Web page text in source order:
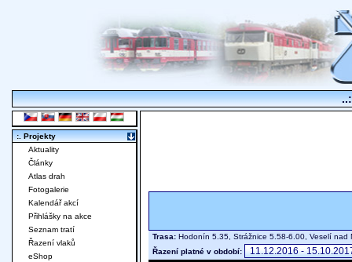
Trasa: Hodonín 5.35, Strážnice 5.58-6.00, Veselí
Řazení platné v období:
:. Projekty
Aktuality
Články
Atlas drah
Fotogalerie
Kalendář akcí
Přihlášky na akce
Seznam tratí
Řazení vlaků
eShop